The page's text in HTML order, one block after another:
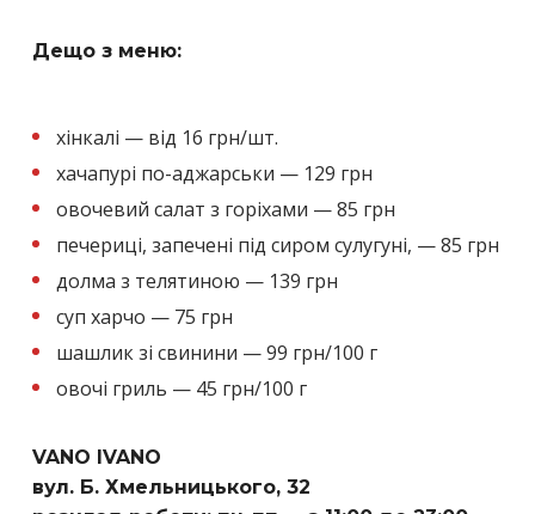
Дещо з меню:
хінкалі — від 16 грн/шт.
хачапурі по-аджарськи — 129 грн
овочевий салат з горіхами — 85 грн
печериці, запечені під сиром сулугуні, — 85 грн
долма з телятиною — 139 грн
суп харчо — 75 грн
шашлик зі свинини — 99 грн/100 г
овочі гриль — 45 грн/100 г
VANO IVANO
вул. Б. Хмельницького, 32